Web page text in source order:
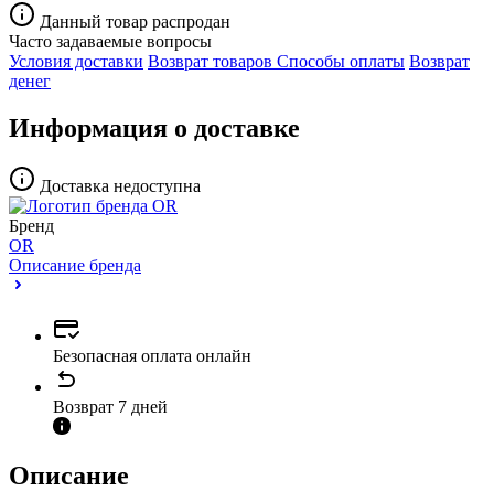
Данный товар распродан
Часто задаваемые вопросы
Условия доставки Возврат товаров Способы оплаты Возврат
денег
Информация о доставке
Доставка недоступна
Бренд
OR
Описание бренда
Безопасная оплата онлайн
Возврат 7 дней
Описание